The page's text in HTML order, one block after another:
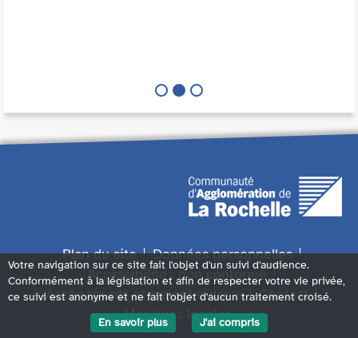
Plan du site
Données personnelles
Accessibilité : non conforme
Accès sourds et malentendants
Contact
Mentions légales
Votre navigation sur ce site fait l'objet d'un suivi d'audience.
Conformément à la législation et afin de respecter votre vie privée,
ce suivi est anonyme et ne fait l'objet d'aucun traitement croisé.
En savoir plus
J'ai compris